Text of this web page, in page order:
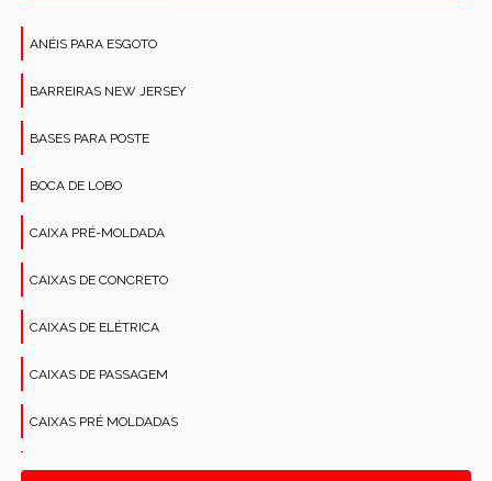
ANÉIS PARA ESGOTO
BARREIRAS NEW JERSEY
BASES PARA POSTE
BOCA DE LOBO
CAIXA PRÉ-MOLDADA
CAIXAS DE CONCRETO
CAIXAS DE ELÉTRICA
CAIXAS DE PASSAGEM
CAIXAS PRÉ MOLDADAS
CANALETAS PRÉ-MOLDADAS RETANGULARES